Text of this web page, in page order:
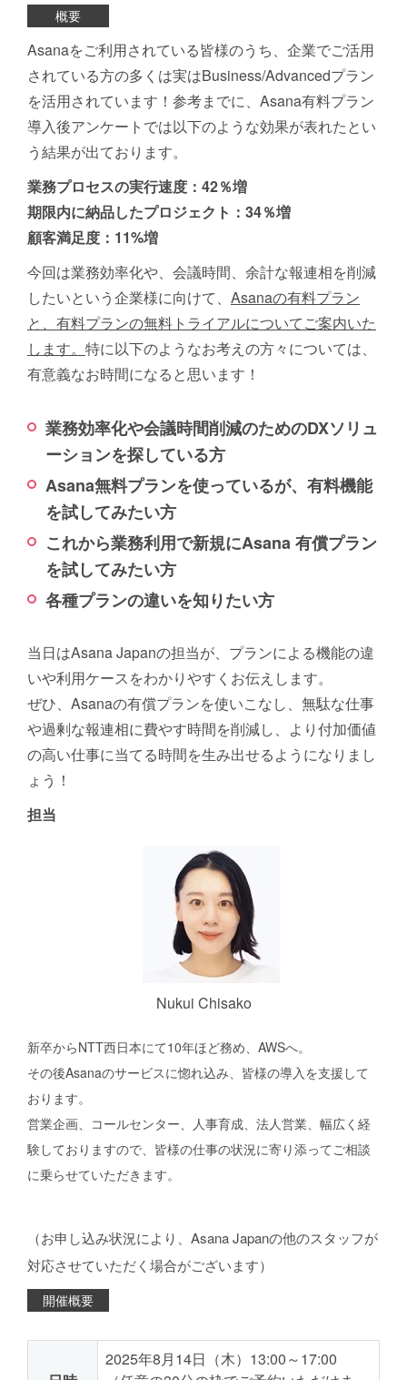
概要
Asanaをご利用されている皆様のうち、企業でご活用
されている方の多くは実はBusiness️/Advancedプラン
を活用されています！参考までに、Asana有料プラン
導入後アンケートでは以下のような効果が表れたとい
う結果が出ております。
業務プロセスの実行速度：42％増
期限内に納品したプロジェクト：34％増
顧客満足度：11%増
今回は業務効率化や、会議時間、余計な報連相を削減
したいという企業様に向けて、 Asanaの有料プラン
と、有料プランの無料トライアルについてご案内いた
します。 特に以下のようなお考えの方々については、
有意義なお時間になると思います！
業務効率化や会議時間削減のためのDXソリュ
ーションを探している方
Asana無料プランを使っているが、有料機能
を試してみたい方
これから業務利用で新規にAsana 有償プラン
を試してみたい方
各種プランの違いを知りたい方
当日はAsana Japanの担当が、プランによる機能の違
いや利用ケースをわかりやすくお伝えします。
ぜひ、Asanaの有償プランを使いこなし、無駄な仕事
や過剰な報連相に費やす時間を削減し、より付加価値
の高い仕事に当てる時間を生み出せるようになりまし
ょう！
担当
Nukui Chisako
新卒からNTT西日本にて10年ほど務め、AWSへ。
その後Asanaのサービスに惚れ込み、皆様の導入を支援して
おります。
営業企画、コールセンター、人事育成、法人営業、幅広く経
験しておりますので、皆様の仕事の状況に寄り添ってご相談
に乗らせていただきます。
（お申し込み状況により、Asana Japanの他のスタッフが
対応させていただく場合がございます）
開催概要
2025年8月14日（木）13:00～17:00